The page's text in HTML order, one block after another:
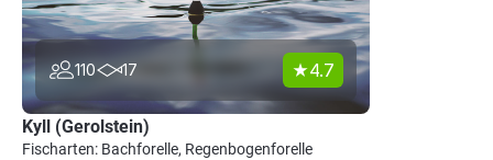
110 17 4.7
Kyll (Gerolstein)
Fischarten: Bachforelle, Regenbogenforelle